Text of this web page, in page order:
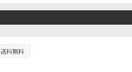
送料無料